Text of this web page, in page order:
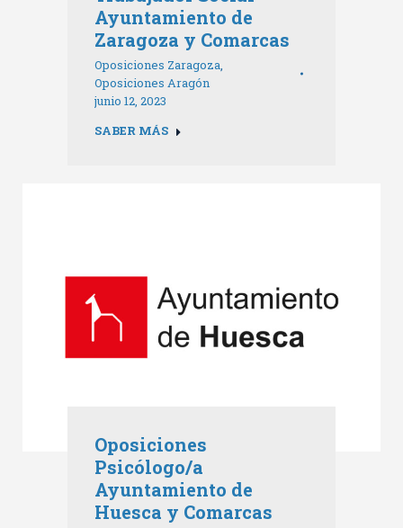
Ayuntamiento de
Zaragoza y Comarcas
Oposiciones Zaragoza,
Oposiciones Aragón
junio 12, 2023
SABER MÁS
Oposiciones
Psicólogo/a
Ayuntamiento de
Huesca y Comarcas